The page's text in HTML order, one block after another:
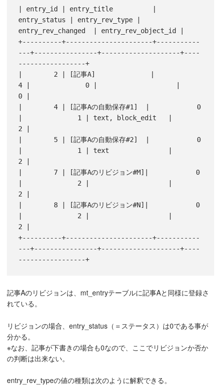
| entry_id | entry_title          |
entry_status | entry_rev_type |
entry_rev_changed  | entry_rev_object_id |
+----------+----------------------+-----------
---+----------------+--------------------+----
-----------------+
|        2 | [記事A]              |
4 |              0 |                    |
0 |
|        4 | [記事Aの自動保存#1]  |            0
|              1 | text, block_edit   |
2 |
|        5 | [記事Aの自動保存#2]  |            0
|              1 | text               |
2 |
|        7 | [記事Aのリビジョン#M]|            0
|              2 |                    |
2 |
|        8 | [記事Aのリビジョン#N]|            0
|              2 |                    |
2 |
+----------+----------------------+-----------
---+----------------+--------------------+----
-----------------+
記事Aのリビジョンは、mt_entryテーブルに記事Aと同様に登録さ
れている。
リビジョンの場合、entry_status（＝ステータス）は0である事が
分かる。
※なお、記事が下書きの場合も0なので、ここでリビジョンか否か
の判断は出来ない。
entry_rev_typeの値の種類は次のように解釈できる。